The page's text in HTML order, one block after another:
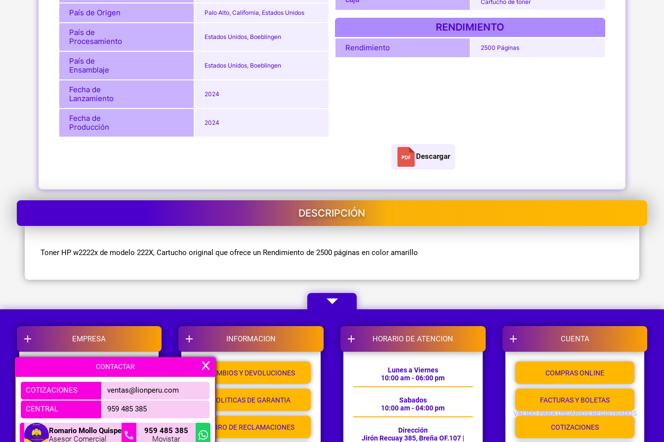
CONTACTAR
COTIZACIONES ventas@lionperu.com
CENTRAL 959 485 385
Romario Mollo Quispe
Asesor Comercial
959 485 385
Movistar
País de Origen Palo Alto, California, Estados Unidos
País de
Procesamiento
Estados Unidos, Boeblingen
País de
Ensamblaje
Estados Unidos, Boeblingen
Fecha de
Lanzamiento
2024
Fecha de
Producción
2024
Cartucho de toner
RENDIMIENTO
Rendimiento 2500 Páginas
Descargar
DESCRIPCIÓN
Toner HP w2222x de modelo 222X, Cartucho original que ofrece un Rendimiento de 2500 páginas en color amarillo
EMPRESA
NUESTRAS TIENDAS
METODOS DE PAGO
INFORMACION
CAMBIOS Y DEVOLUCIONES
POLITICAS DE GARANTIA
LIBRO DE RECLAMACIONES
HORARIO DE ATENCION
Lunes a Viernes
10:00 am - 06:00 pm
Sabados
10:00 am - 04:00 pm
Dirección
Jirón Recuay 385, Breña OF.107 |
CUENTA
VÁLIDO PARA USUARIOS REGISTRADOS
COMPRAS ONLINE
FACTURAS Y BOLETAS
COTIZACIONES